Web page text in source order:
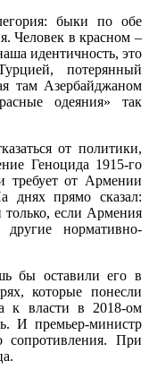
быки по обе
Человек в красном –
идентичность, это
потерянный
там Азербайджаном
одеяния» так
от политики,
Геноцида 1915-го
требует от Армении
днях прямо сказал:
если Армения
нормативно-
бы оставили его в
которые понесли
к власти в 2018-ом
И премьер-министр
При